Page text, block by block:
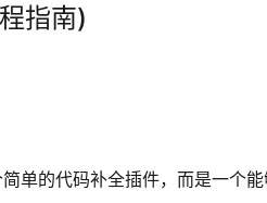
指南)
单的代码补全插件，而是一个能